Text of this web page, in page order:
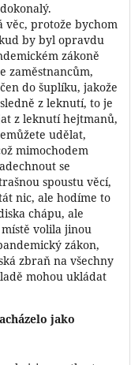
věc, protože bychom
by byl opravdu
zákoně
zaměstnancům,
do šuplíku, jakože
z leknutí, to je
z leknutí hejtmanů,
udělat,
mimochodem
se
spoustu věcí,
nic, ale hodíme to
chápu, ale
volila jinou
zákon,
zbraň na všechny
mohou ukládat
jako